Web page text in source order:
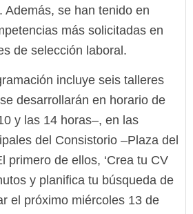
Además, se han tenido en
más solicitadas en
de selección laboral.
incluye seis talleres
desarrollarán en horario de
y las 14 horas–, en las
del Consistorio –Plaza del
primero de ellos, ‘Crea tu CV
y planifica tu búsqueda de
el próximo miércoles 13 de